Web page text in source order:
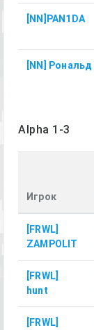
[NN]PAN1DA
[NN] Рональд
Alpha 1-3
Игрок
[FRWL]
ZAMPOLIT
[FRWL]
hunt
[FRWL]